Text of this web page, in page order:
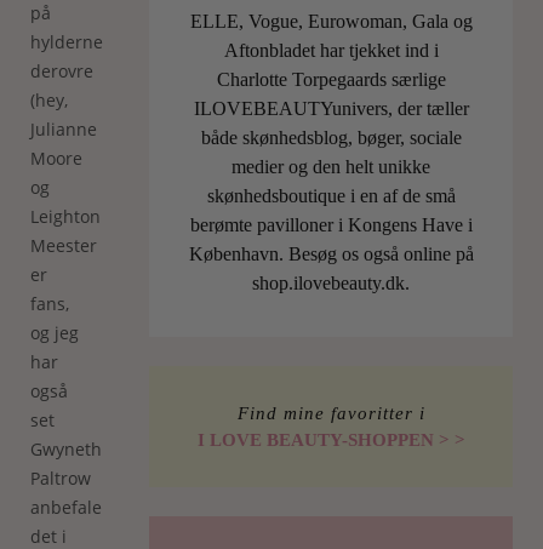
på
hylderne
derovre
(hey,
Julianne
Moore
og
Leighton
Meester
er
fans,
og jeg
har
også
set
Gwyneth
Paltrow
anbefale
det i
ELLE, Vogue, Eurowoman, Gala og
Aftonbladet har tjekket ind i
Charlotte Torpegaards særlige
ILOVEBEAUTYunivers, der tæller
både skønhedsblog, bøger, sociale
medier og den helt unikke
skønhedsboutique i en af de små
berømte pavilloner i Kongens Have i
København. Besøg os også online på
shop.ilovebeauty.dk.
Find mine favoritter i
I LOVE BEAUTY-SHOPPEN > >